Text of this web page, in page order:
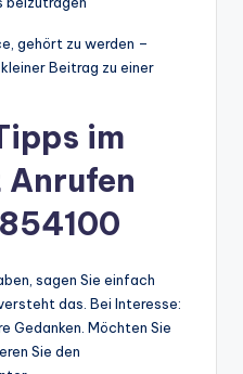
gehört zu werden –
Beitrag zu einer
im
Anrufen
sagen Sie einfach
das. Bei Interesse:
Gedanken. Möchten Sie
Sie den